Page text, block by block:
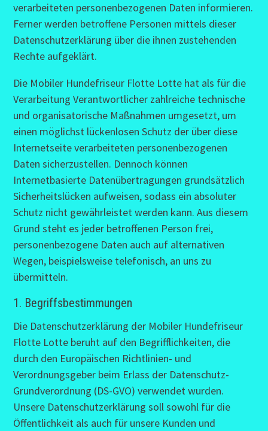
verarbeiteten personenbezogenen Daten informieren.
Ferner werden betroffene Personen mittels dieser
Datenschutzerklärung über die ihnen zustehenden
Rechte aufgeklärt.
Die Mobiler Hundefriseur Flotte Lotte hat als für die
Verarbeitung Verantwortlicher zahlreiche technische
und organisatorische Maßnahmen umgesetzt, um
einen möglichst lückenlosen Schutz der über diese
Internetseite verarbeiteten personenbezogenen
Daten sicherzustellen. Dennoch können
Internetbasierte Datenübertragungen grundsätzlich
Sicherheitslücken aufweisen, sodass ein absoluter
Schutz nicht gewährleistet werden kann. Aus diesem
Grund steht es jeder betroffenen Person frei,
personenbezogene Daten auch auf alternativen
Wegen, beispielsweise telefonisch, an uns zu
übermitteln.
1. Begriffsbestimmungen
Die Datenschutzerklärung der Mobiler Hundefriseur
Flotte Lotte beruht auf den Begrifflichkeiten, die
durch den Europäischen Richtlinien- und
Verordnungsgeber beim Erlass der Datenschutz-
Grundverordnung (DS-GVO) verwendet wurden.
Unsere Datenschutzerklärung soll sowohl für die
Öffentlichkeit als auch für unsere Kunden und